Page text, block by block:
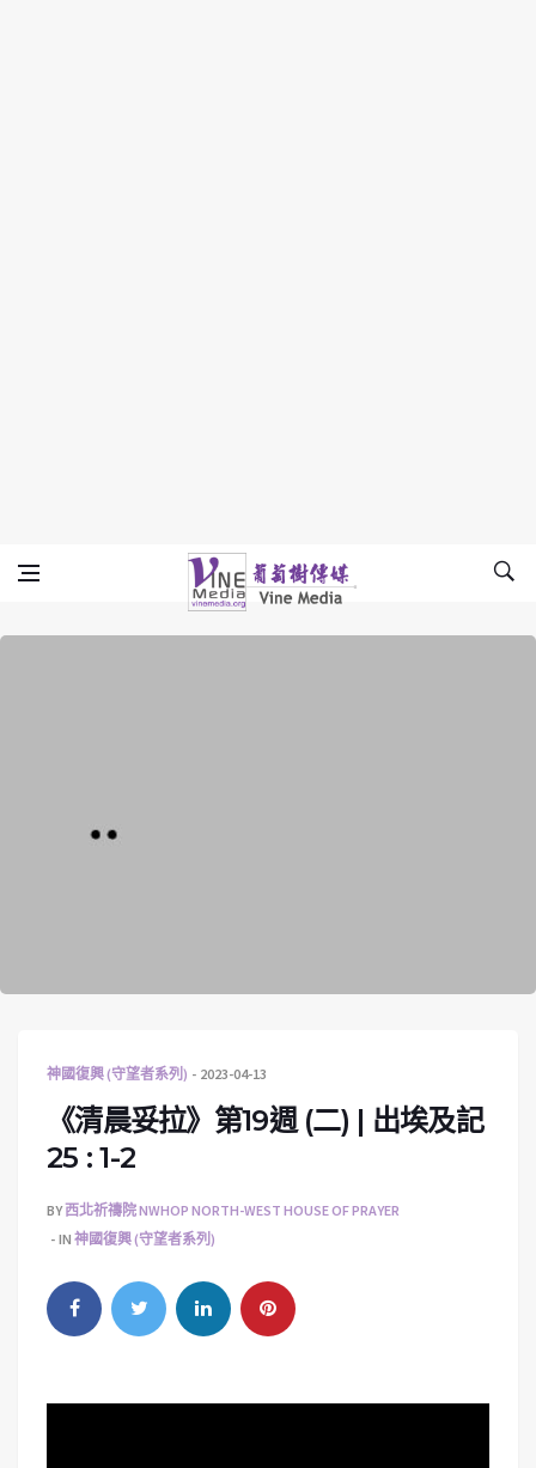
Vine Media
葡萄樹傳媒
神國復興 (守望者系列) 2023-04-13
《清晨妥拉》第19週 (二) | 出埃及記
25 : 1-2
BY西北祈禱院 NWHOP NORTH-WEST HOUSE OF PRAYER
IN 神國復興 (守望者系列)